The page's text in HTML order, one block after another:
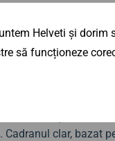
Heritage
și va încânta în
său îl fac util nu
o mișcare
care funcționează la
Cadranul clar, bazat
Helveti și dorim
să funcționeze